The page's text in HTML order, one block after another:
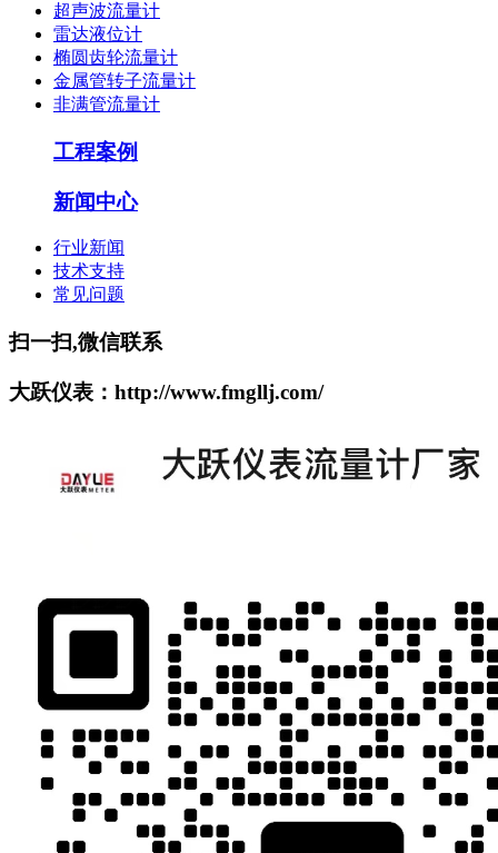
超声波流量计
雷达液位计
椭圆齿轮流量计
金属管转子流量计
非满管流量计
工程案例
新闻中心
行业新闻
技术支持
常见问题
扫一扫,微信联系
大跃仪表：http://www.fmgllj.com/